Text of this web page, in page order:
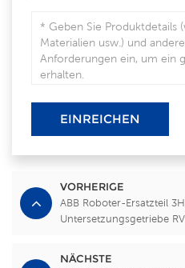
EINREICHEN
VORHERIGE
ABB Roboter-Ersatzteil
Untersetzungsgetriebe
NÄCHSTE